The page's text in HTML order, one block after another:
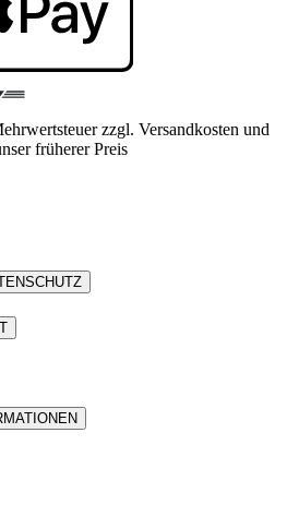
zzgl. Versandkosten und
früherer Preis